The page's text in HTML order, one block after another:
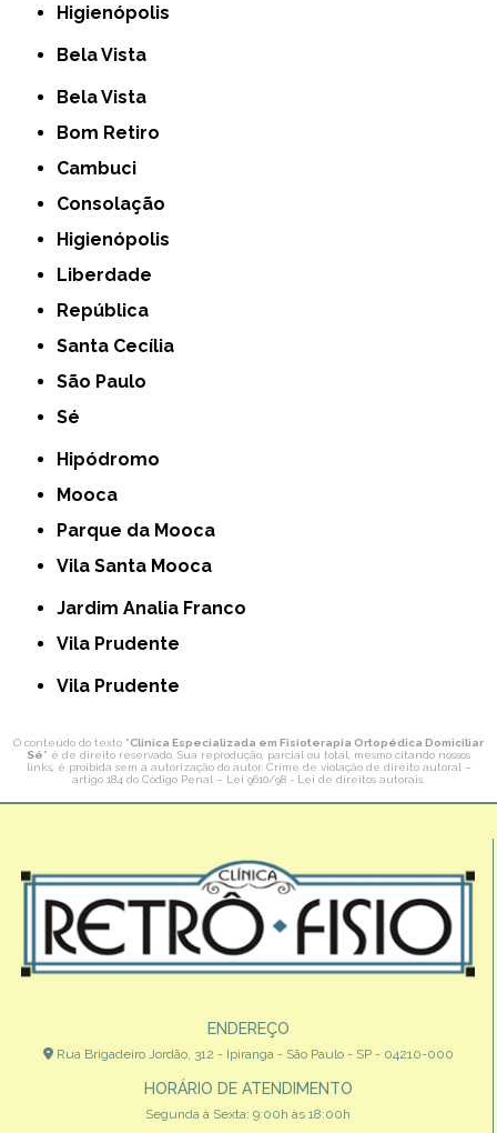
Higienópolis
Bela Vista
Bela Vista
Bom Retiro
Cambuci
Consolação
Higienópolis
Liberdade
República
Santa Cecília
São Paulo
Sé
Hipódromo
Mooca
Parque da Mooca
Vila Santa Mooca
Jardim Analia Franco
Vila Prudente
Vila Prudente
O conteúdo do texto "Clínica Especializada em Fisioterapia Ortopédica Domiciliar
Sé" é de direito reservado. Sua reprodução, parcial ou total, mesmo citando nossos
links, é proibida sem a autorização do autor. Crime de violação de direito autoral –
artigo 184 do Código Penal – Lei 9610/98 - Lei de direitos autorais
ENDEREÇO
Rua Brigadeiro Jordão, 312 - Ipiranga - São Paulo - SP - 04210-000
HORÁRIO DE ATENDIMENTO
Segunda à Sexta: 9:00h às 18:00h